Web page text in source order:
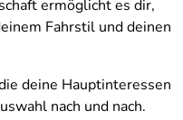
ermöglicht es dir,
Fahrstil und deinen
deine Hauptinteressen
nach und nach.